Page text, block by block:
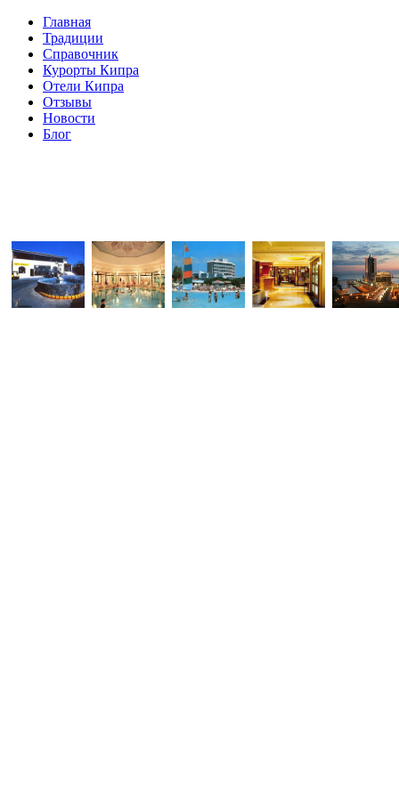
Главная
Традиции
Справочник
Курорты Кипра
Отели Кипра
Отзывы
Новости
Блог